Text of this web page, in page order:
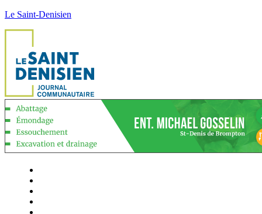
Le Saint-Denisien